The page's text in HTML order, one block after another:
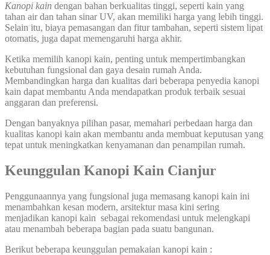
Kanopi kain dengan bahan berkualitas tinggi, seperti kain yang
tahan air dan tahan sinar UV, akan memiliki harga yang lebih tinggi.
Selain itu, biaya pemasangan dan fitur tambahan, seperti sistem lipat
otomatis, juga dapat memengaruhi harga akhir.
Ketika memilih kanopi kain, penting untuk mempertimbangkan
kebutuhan fungsional dan gaya desain rumah Anda.
Membandingkan harga dan kualitas dari beberapa penyedia kanopi
kain dapat membantu Anda mendapatkan produk terbaik sesuai
anggaran dan preferensi.
Dengan banyaknya pilihan pasar, memahari perbedaan harga dan
kualitas kanopi kain akan membantu anda membuat keputusan yang
tepat untuk meningkatkan kenyamanan dan penampilan rumah.
Keunggulan Kanopi Kain Cianjur
Penggunaannya yang fungsional juga memasang kanopi kain ini
menambahkan kesan modern, arsitektur masa kini sering
menjadikan kanopi kain sebagai rekomendasi untuk melengkapi
atau menambah beberapa bagian pada suatu bangunan.
Berikut beberapa keunggulan pemakaian kanopi kain :